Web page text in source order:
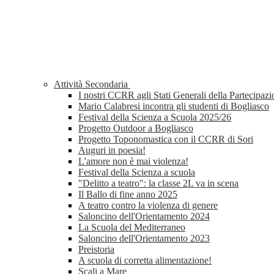
Attività Secondaria
I nostri CCRR agli Stati Generali della
Mario Calabresi incontra gli studenti di Bogliasco
Festival della Scienza a Scuola 2025/26
Progetto Outdoor a Bogliasco
Progetto Toponomastica con il CCRR di Sori
Auguri in poesia!
L'amore non è mai violenza!
Festival della Scienza a scuola
"Delitto a teatro": la classe 2L va in scena
Il Ballo di fine anno 2025
A teatro contro la violenza di genere
Saloncino dell'Orientamento 2024
La Scuola del Mediterraneo
Saloncino dell'Orientamento 2023
Preistoria
A scuola di corretta alimentazione!
Scali a Mare